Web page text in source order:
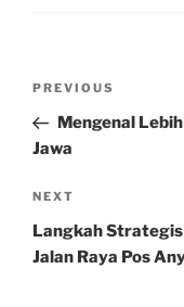
Previous
Post
PREVIOUS
Mengenal
Jawa
Next
Post
NEXT
Langkah
Jalan Raya Pos